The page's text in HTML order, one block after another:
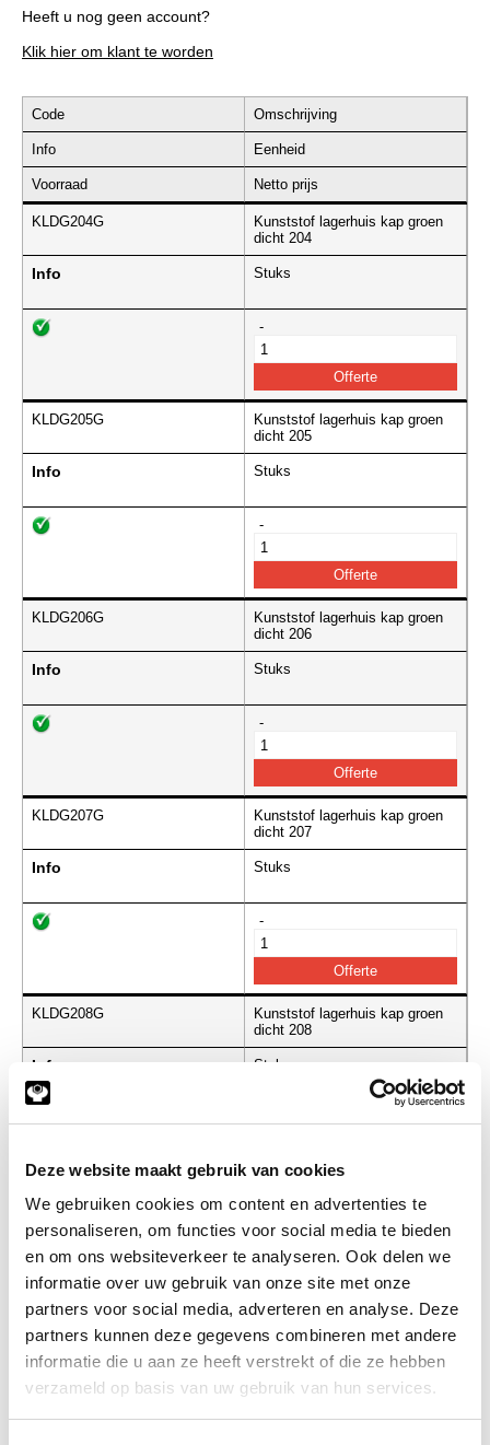
Deze website maakt gebruik van cookies
We gebruiken cookies om content en advertenties te
personaliseren, om functies voor social media te bieden
en om ons websiteverkeer te analyseren. Ook delen we
informatie over uw gebruik van onze site met onze
partners voor social media, adverteren en analyse. Deze
partners kunnen deze gegevens combineren met andere
informatie die u aan ze heeft verstrekt of die ze hebben
verzameld op basis van uw gebruik van hun services.
Heeft u nog geen account?
Klik hier om klant te worden
Code Omschrijving
Info Eenheid
Voorraad Netto prijs
KLDG204G
Kunststof lagerhuis kap groen
dicht 204
Info Stuks
-
KLDG205G
Kunststof lagerhuis kap groen
dicht 205
Info Stuks
-
KLDG206G
Kunststof lagerhuis kap groen
dicht 206
Info Stuks
-
KLDG207G
Kunststof lagerhuis kap groen
dicht 207
Info Stuks
-
KLDG208G
Kunststof lagerhuis kap groen
dicht 208
Info Stuks
KLDG204wit
Kunststof lagerhuis kap wit
dicht 204
Info Stuks
-